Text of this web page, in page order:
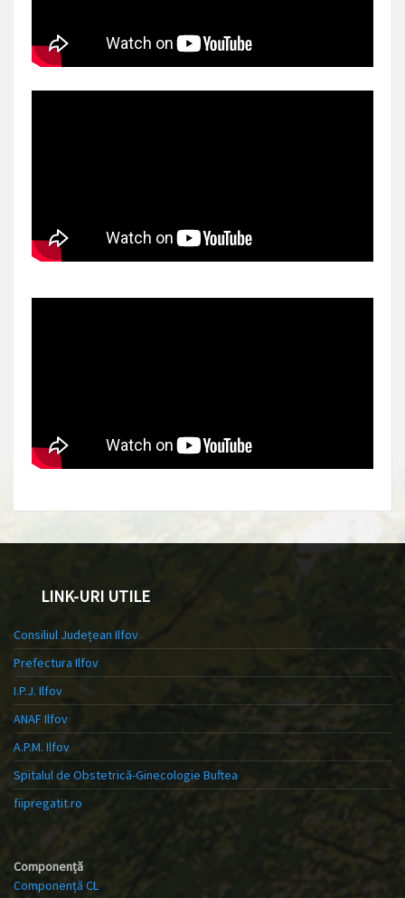
LINK-URI UTILE
Consiliul Județean Ilfov
Prefectura Ilfov
I.P.J. Ilfov
ANAF Ilfov
A.P.M. Ilfov
Spitalul de Obstetrică-Ginecologie Buftea
fiipregatit.ro
Componență
Componență CL